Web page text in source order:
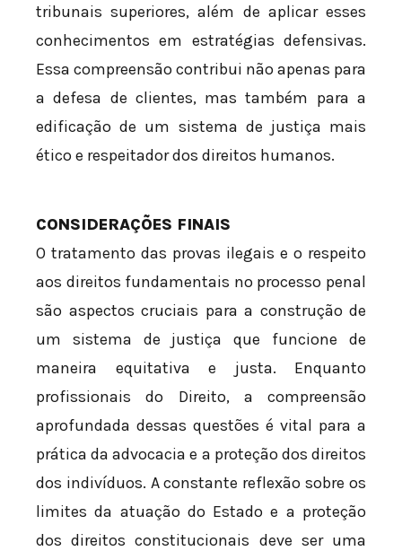
tribunais superiores, além de aplicar esses
conhecimentos em estratégias defensivas.
Essa compreensão contribui não apenas para
a defesa de clientes, mas também para a
edificação de um sistema de justiça mais
ético e respeitador dos direitos humanos.
CONSIDERAÇÕES FINAIS
O tratamento das provas ilegais e o respeito
aos direitos fundamentais no processo penal
são aspectos cruciais para a construção de
um sistema de justiça que funcione de
maneira equitativa e justa. Enquanto
profissionais do Direito, a compreensão
aprofundada dessas questões é vital para a
prática da advocacia e a proteção dos direitos
dos indivíduos. A constante reflexão sobre os
limites da atuação do Estado e a proteção
dos direitos constitucionais deve ser uma